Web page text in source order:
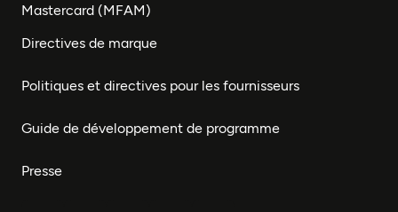
Mastercard (MFAM)
Directives de marque
Politiques et directives pour les fournisseurs
Guide de développement de programme
Presse